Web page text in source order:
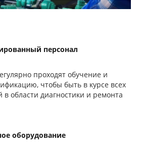
персонал
проходят обучение и
чтобы быть в курсе всех
в области диагностики и ремонта
оборудование